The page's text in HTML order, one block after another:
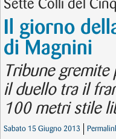
Sette Colli del
Il giorno
di Magnini
Tribune
il duello tra il
100 metri stile
Sabato 15 Giugno 2013